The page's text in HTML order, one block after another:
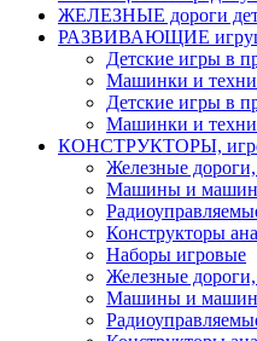
ЖЕЛЕЗНЫЕ дороги
РАЗВИВАЮЩИЕ
Детские игры в
Машинки и
Детские игры в
Машинки и
КОНСТРУКТОРЫ,
Железные дороги,
Машины и
Конструкторы
Наборы игровые
Железные дороги,
Машины и